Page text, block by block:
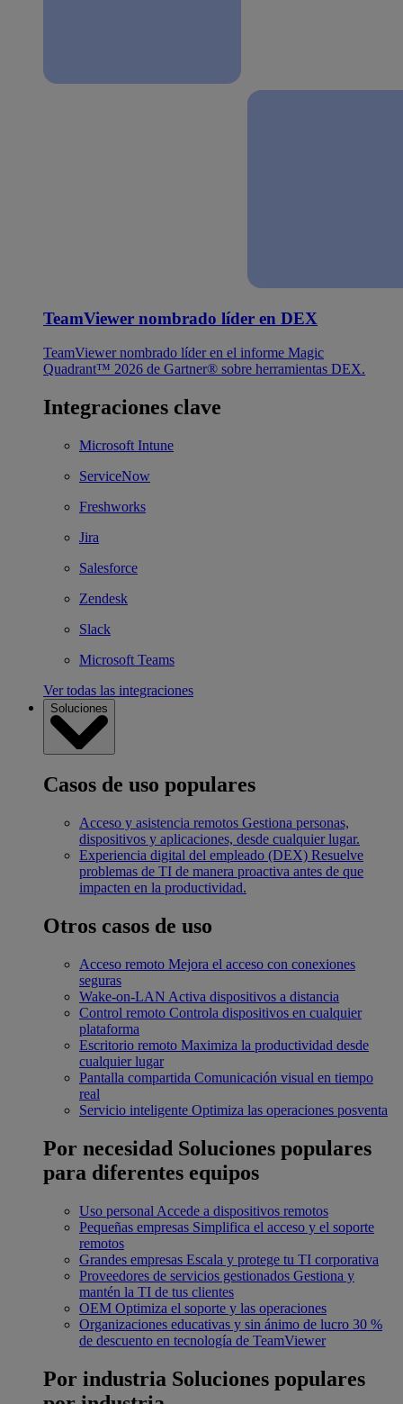
TeamViewer nombrado líder en DEX
TeamViewer nombrado líder en el informe Magic
Quadrant™ 2026 de Gartner® sobre herramientas DEX.
Integraciones clave
Microsoft Intune
ServiceNow
Freshworks
Jira
Salesforce
Zendesk
Slack
Microsoft Teams
Ver todas las integraciones
Soluciones
Casos de uso populares
Acceso y asistencia remotos Gestiona personas,
dispositivos y aplicaciones, desde cualquier lugar.
Experiencia digital del empleado (DEX) Resuelve
problemas de TI de manera proactiva antes de que
impacten en la productividad.
Otros casos de uso
Acceso remoto Mejora el acceso con conexiones
seguras
Wake-on-LAN Activa dispositivos a distancia
Control remoto Controla dispositivos en cualquier
plataforma
Escritorio remoto Maximiza la productividad desde
cualquier lugar
Pantalla compartida Comunicación visual en tiempo
real
Servicio inteligente Optimiza las operaciones posventa
Por necesidad Soluciones populares
para diferentes equipos
Uso personal Accede a dispositivos remotos
Pequeñas empresas Simplifica el acceso y el soporte
remotos
Grandes empresas Escala y protege tu TI corporativa
Proveedores de servicios gestionados Gestiona y
mantén la TI de tus clientes
OEM Optimiza el soporte y las operaciones
Organizaciones educativas y sin ánimo de lucro 30 %
de descuento en tecnología de TeamViewer
Por industria Soluciones populares